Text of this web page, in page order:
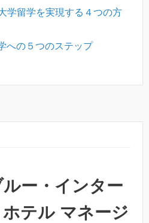
学留学を実現する４つの方
への５つのステップ
ー・インター
テル マネージ